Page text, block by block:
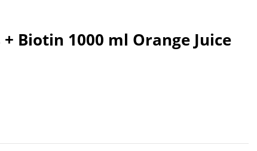
Biotin 1000 ml Orange Juice